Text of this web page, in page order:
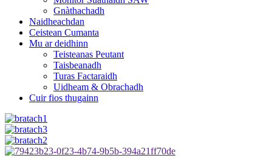
Gnàthachadh
Naidheachdan
Ceistean Cumanta
Mu ar deidhinn
Teisteanas Peutant
Taisbeanadh
Turas Factaraidh
Uidheam & Obrachadh
Cuir fios thugainn